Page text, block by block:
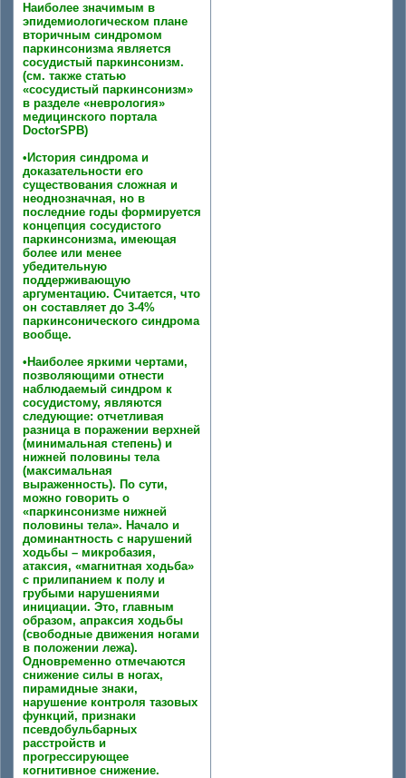
Наиболее значимым в
эпидемиологическом плане
вторичным синдромом
паркинсонизма является
сосудистый паркинсонизм.
(см. также статью
«сосудистый паркинсонизм»
в разделе «неврология»
медицинского портала
DoctorSPB)
•История синдрома и
доказательности его
существования сложная и
неоднозначная, но в
последние годы формируется
концепция сосудистого
паркинсонизма, имеющая
более или менее
убедительную
поддерживающую
аргументацию. Считается, что
он составляет до 3-4%
паркинсонического синдрома
вообще.
•Наиболее яркими чертами,
позволяющими отнести
наблюдаемый синдром к
сосудистому, являются
следующие: отчетливая
разница в поражении верхней
(минимальная степень) и
нижней половины тела
(максимальная
выраженность). По сути,
можно говорить о
«паркинсонизме нижней
половины тела». Начало и
доминантность с нарушений
ходьбы – микробазия,
атаксия, «магнитная ходьба»
с прилипанием к полу и
грубыми нарушениями
инициации. Это, главным
образом, апраксия ходьбы
(свободные движения ногами
в положении лежа).
Одновременно отмечаются
снижение силы в ногах,
пирамидные знаки,
нарушение контроля тазовых
функций, признаки
псевдобульбарных
расстройств и
прогрессирующее
когнитивное снижение.